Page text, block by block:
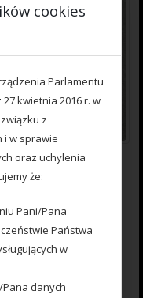
CARP Z
cookies
Parlamentu
27 kwietnia 2016 r. w
z
i w sprawie
oraz uchylenia
że:
Pani/Pana
Państwa
w
danych